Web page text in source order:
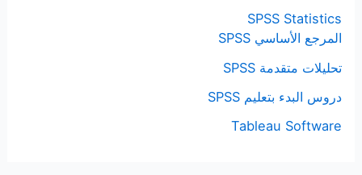
SPSS Statistics
المرجع الأساسي SPSS
تحليلات متقدمة SPSS
دروس البدء بتعليم SPSS
Tableau Software